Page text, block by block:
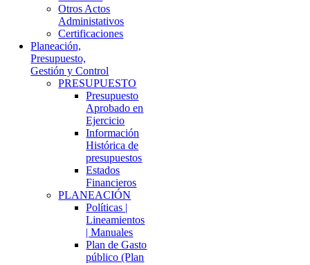
Otros Actos
Administativos
Certificaciones
Planeación,
Presupuesto,
Gestión y Control
PRESUPUESTO
Presupuesto
Aprobado en
Ejercicio
Información
Histórica de
presupuestos
Estados
Financieros
PLANEACIÓN
Políticas |
Lineamientos
| Manuales
Plan de Gasto
público (Plan